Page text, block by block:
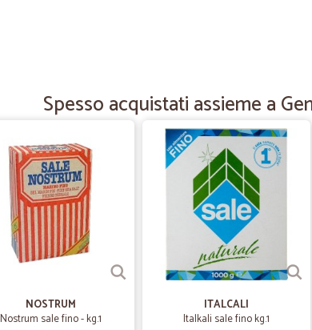
Spesso acquistati assieme a
NOSTRUM
Nostrum sale fino - kg.1
ITALCALI
Italkali sale fino kg.1